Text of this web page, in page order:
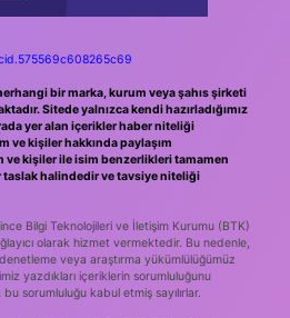
bir marka, kurum veya şahıs şirketi
Sitede yalnızca kendi hazırladığımız
yer alan içerikler haber niteliği
ve kişiler hakkında paylaşım
ve kişiler ile isim benzerlikleri tamamen
halindedir ve tavsiye niteliği
Bilgi Teknolojileri ve İletişim Kurumu (BTK)
olarak hizmet vermektedir. Bu nedenle,
veya araştırma yükümlülüğümüz
yazdıkları içeriklerin sorumluluğunu
sorumluluğu kabul etmiş sayılırlar.